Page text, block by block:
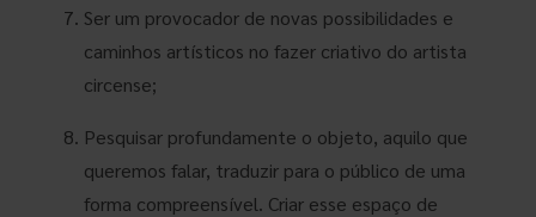
Ser um provocador de novas possibilidades e
caminhos artísticos no fazer criativo do artista
circense;​ ​
Pesquisar profundamente o objeto, aquilo que
queremos falar, traduzir para o público de uma
forma compreensível. Criar esse espaço de